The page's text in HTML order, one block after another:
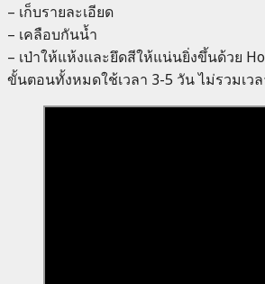
– เก็บรายละเอียด
– เคลือบกันน้ำ
– เป่าให้แห้งและยึดสีให้แน่นยิ่งขึ้นด้วย
ขั้นตอนทั้งหมดใช้เวลา 3-5 วัน ไม่รวมเว